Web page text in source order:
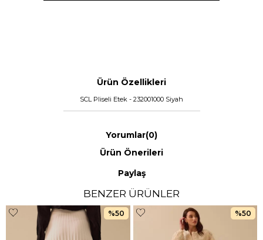
Ürün Özellikleri
SCL Pliseli Etek - 232001000 Siyah
Yorumlar(0)
Ürün Önerileri
Paylaş
BENZER ÜRÜNLER
%50 %50